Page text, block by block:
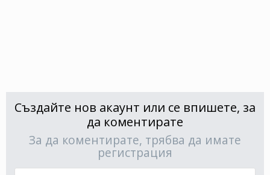
Създайте нов акаунт или се впишете, за
да коментирате
За да коментирате, трябва да имате
регистрация